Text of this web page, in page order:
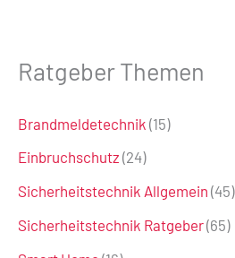
Ratgeber Themen
Brandmeldetechnik (15)
Einbruchschutz (24)
Sicherheitstechnik Allgemein (45)
Sicherheitstechnik Ratgeber(65)